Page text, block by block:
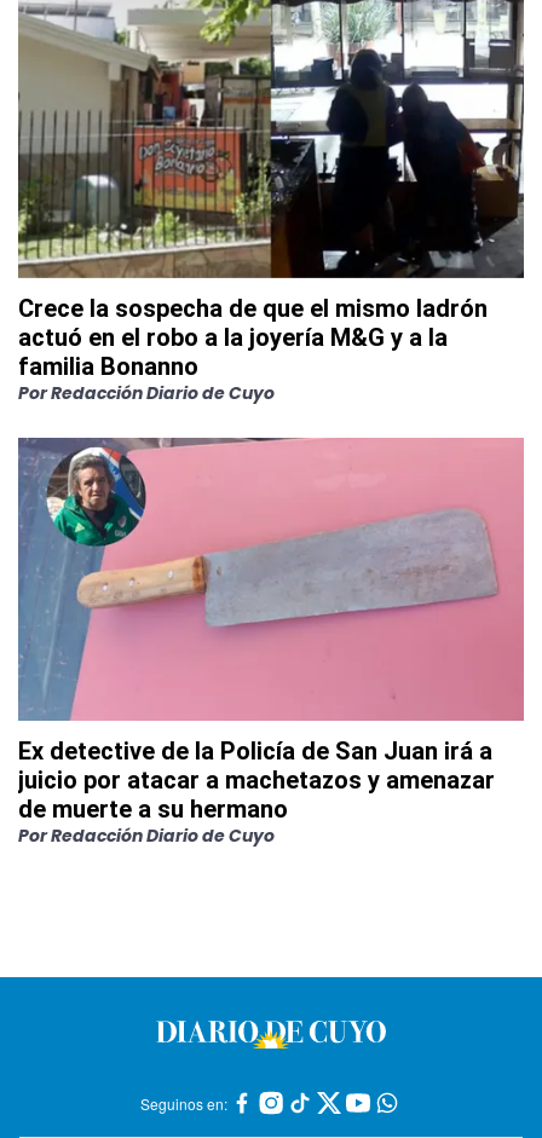
Crece la sospecha de que el mismo ladrón
actuó en el robo a la joyería M&G y a la
familia Bonanno
PorRedacción Diario de Cuyo
Ex detective de la Policía de San Juan irá a
juicio por atacar a machetazos y amenazar
de muerte a su hermano
PorRedacción Diario de Cuyo
Seguinos en: